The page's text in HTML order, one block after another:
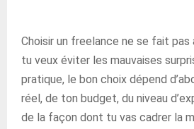
Choisir un freelance ne se fait pas
tu veux éviter les mauvaises
pratique, le bon choix dépend
réel, de ton budget, du niveau
de la façon dont tu vas cadrer la